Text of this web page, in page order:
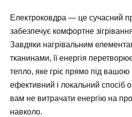
Електроковдра — це сучасний
забезпечує комфортне
Завдяки нагрівальним
тканинами, її енергія
тепло, яке гріє прямо під
ефективний і локальний спосіб
вам не витрачати енергію на
навколо.